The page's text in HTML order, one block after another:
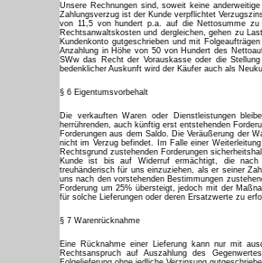
Unsere Rechnungen sind, soweit keine
Zahlungsverzug ist der Kunde verpflichtet
von 11,5 von hundert p.a. auf die Nettosumme zu
Rechtsanwaltskosten und dergleichen, gehen zu
Kundenkonto gutgeschrieben und mit
Anzahlung in Höhe von 50 von Hundert des
SWw das Recht der Vorauskasse oder die
bedenklicher Auskunft wird der Käufer auch als
§ 6 Eigentumsvorbehalt
Die verkauften Waren oder Dienstleistungen
herrührenden, auch künftig erst entstehenden
Forderungen aus dem Saldo. Die Veräußerung der
nicht im Verzug befindet. Im Falle einer
Rechtsgrund zustehenden Forderungen
Kunde ist bis auf Widerruf ermächtigt, die nach
treuhänderisch für uns einzuziehen, als er seiner
uns nach den vorstehenden Bestimmungen
Forderung um 25% übersteigt, jedoch mit der
für solche Lieferungen oder deren Ersatzwerte zu
§ 7 Warenrücknahme
Eine Rücknahme einer Lieferung kann nur mit
Rechtsanspruch auf Auszahlung des